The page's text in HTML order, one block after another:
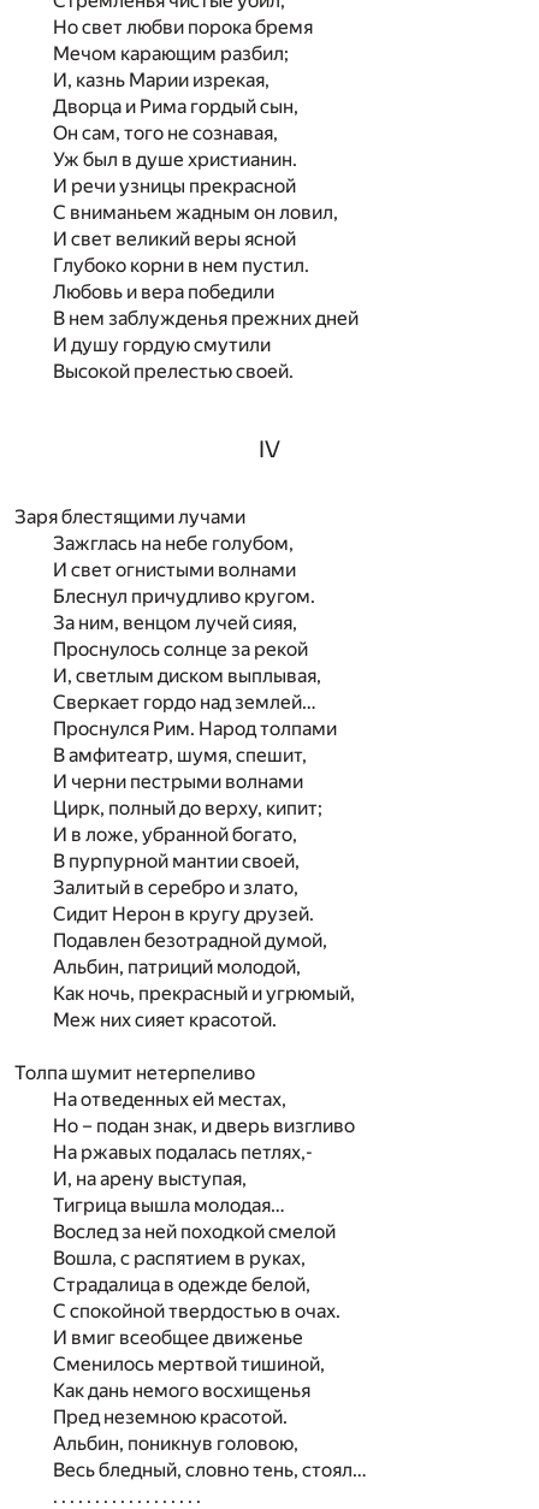
Но свет любви порока бремя
Мечом карающим разбил;
И, казнь Марии изрекая,
Дворца и Рима гордый сын,
Он сам, того не сознавая,
Уж был в душе христианин.
И речи узницы прекрасной
С вниманьем жадным он ловил,
И свет великий веры ясной
Глубоко корни в нем пустил.
Любовь и вера победили
В нем заблужденья прежних дней
И душу гордую смутили
Высокой прелестью своей.
IV
Заря блестящими лучами
Зажглась на небе голубом,
И свет огнистыми волнами
Блеснул причудливо кругом.
За ним, венцом лучей сияя,
Проснулось солнце за рекой
И, светлым диском выплывая,
Сверкает гордо над землей…
Проснулся Рим. Народ толпами
В амфитеатр, шумя, спешит,
И черни пестрыми волнами
Цирк, полный до верху, кипит;
И в ложе, убранной богато,
В пурпурной мантии своей,
Залитый в серебро и злато,
Сидит Нерон в кругу друзей.
Подавлен безотрадной думой,
Альбин, патриций молодой,
Как ночь, прекрасный и угрюмый,
Меж них сияет красотой.
Толпа шумит нетерпеливо
На отведенных ей местах,
Но – подан знак, и дверь визгливо
На ржавых подалась петлях,-
И, на арену выступая,
Тигрица вышла молодая…
Вослед за ней походкой смелой
Вошла, с распятием в руках,
Страдалица в одежде белой,
С спокойной твердостью в очах.
И вмиг всеобщее движенье
Сменилось мертвой тишиной,
Как дань немого восхищенья
Пред неземною красотой.
Альбин, поникнув головою,
Весь бледный, словно тень, стоял…
. . . . . . . . . . . . . . . . . .